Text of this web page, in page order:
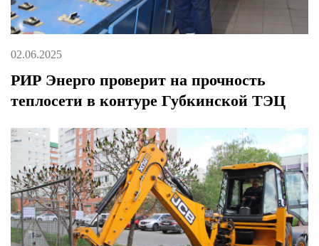
02.06.2025
РИР Энерго проверит на прочность
теплосети в контуре Губкинской ТЭЦ